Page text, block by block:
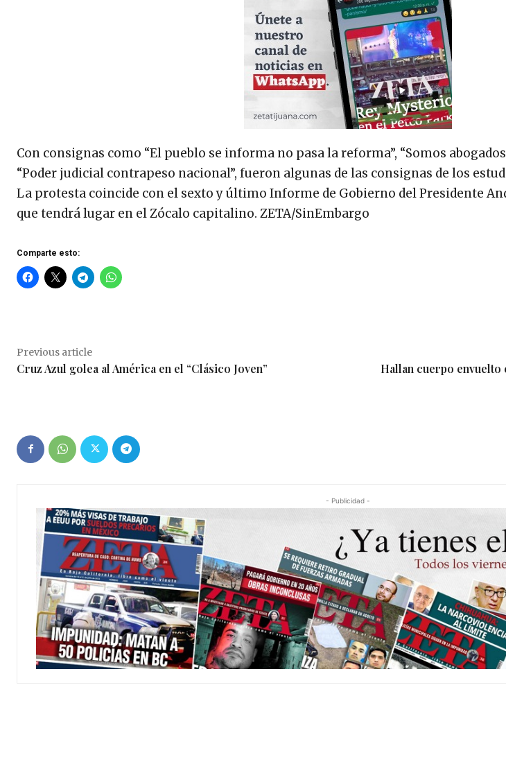
Con consignas como “El pueblo se informa no pasa la reforma”, “Somos
“Poder judicial contrapeso nacional”, fueron algunas de las consignas de los
La protesta coincide con el sexto y último Informe de Gobierno del Presidente
que tendrá lugar en el Zócalo capitalino. ZETA/SinEmbargo
Comparte esto:
Previous article
Cruz Azul golea al América en el “Clásico Joven”
Hallan cuerpo envuelto
- Publicidad -